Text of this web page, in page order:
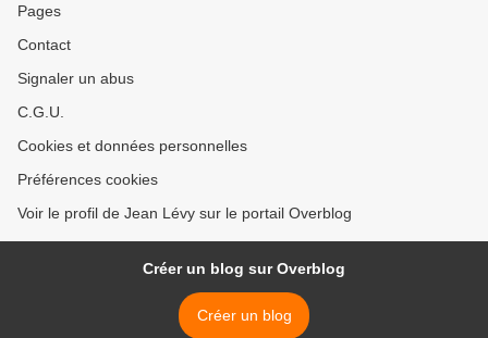
Pages
Contact
Signaler un abus
C.G.U.
Cookies et données personnelles
Préférences cookies
Voir le profil de Jean Lévy sur le portail Overblog
Créer un blog sur Overblog
Créer un blog